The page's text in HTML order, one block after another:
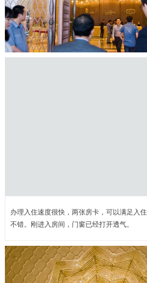
办理入住速度很快，两张房卡，可以满足入
不错。刚进入房间，门窗已经打开透气。